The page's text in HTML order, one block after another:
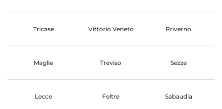
Tricase Vittorio Veneto Priverno
Maglie Treviso Sezze
Lecce Feltre Sabaudia